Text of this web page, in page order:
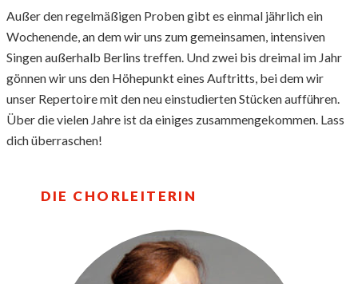
Außer den regelmäßigen Proben gibt es einmal jährlich ein
Wochenende, an dem wir uns zum gemeinsamen, intensiven
Singen außerhalb Berlins treffen. Und zwei bis dreimal im Jahr
gönnen wir uns den Höhepunkt eines Auftritts, bei dem wir
unser Repertoire mit den neu einstudierten Stücken aufführen.
Über die vielen Jahre ist da einiges zusammengekommen. Lass
dich überraschen!
DIE CHORLEITERIN